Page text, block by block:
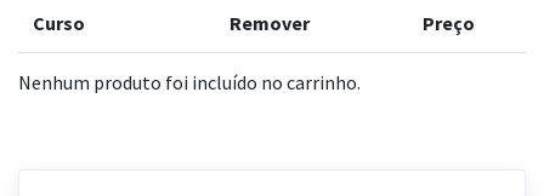
Curso Remover Preço
Nenhum produto foi incluído no carrinho.